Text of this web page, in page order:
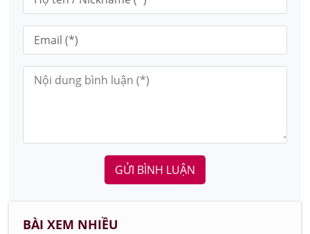
GỬI BÌNH LUẬN
BÀI XEM NHIỀU